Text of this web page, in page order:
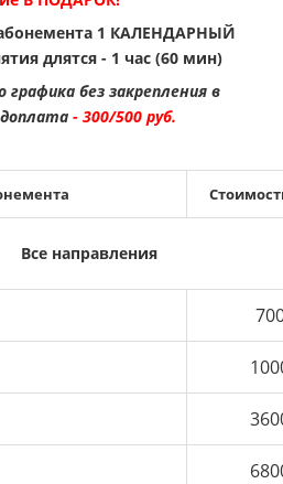
1 КАЛЕНДАРНЫЙ
длятся - 1 час (60 мин)
графика без закрепления в
- 300/500 руб.
Все направления